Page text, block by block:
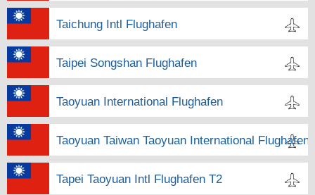
Taichung Intl Flughafen
Taipei Songshan Flughafen
Taoyuan International Flughafen
Taoyuan Taiwan Taoyuan International Flughafen
Tapei Taoyuan Intl Flughafen T2